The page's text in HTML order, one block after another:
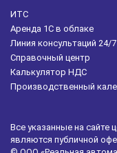
ИТС
Аренда 1С в облаке
Линия консультаций 24/7
Справочный центр
Калькулятор НДС
Производственный
Все указанные на сайте
являются публичной